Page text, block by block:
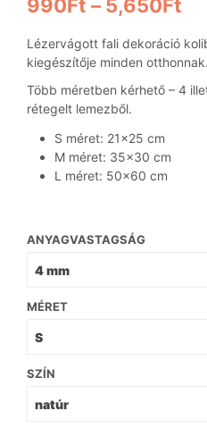
990Ft – 5,650Ft
Lézervágott fali dekoráció
kiegészítője minden otthonnak.
Több méretben kérhető – 4
rétegelt lemezből.
S méret: 21×25 cm
M méret: 35×30 cm
L méret: 50×60 cm
ANYAGVASTAGSÁG
MÉRET
SZÍN